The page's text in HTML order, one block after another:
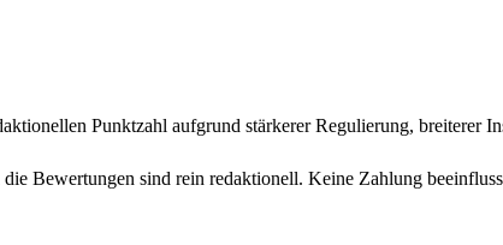
Punktzahl aufgrund stärkerer Regulierung, breiterer
Bewertungen sind rein redaktionell. Keine Zahlung